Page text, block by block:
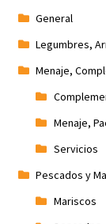
General
Legumbres,
Menaje,
Menaje,
Servicios
Pescados y
Mariscos